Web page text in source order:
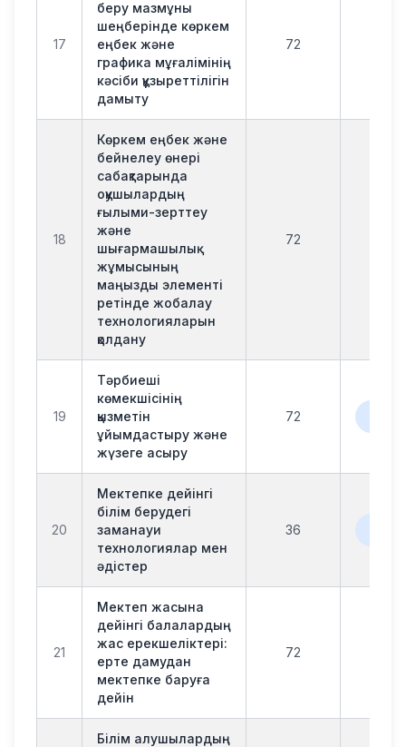
17
беру мазмұны
шеңберінде көркем
еңбек және
графика мұғалімінің
кәсіби құзыреттілігін
дамыту
72
18
Көркем еңбек және
бейнелеу өнері
сабақтарында
оқушылардың
ғылыми-зерттеу
және
шығармашылық
жұмысының
маңызды элементі
ретінде жобалау
технологияларын
қолдану
72
19
Тәрбиеші
көмекшісінің
қызметін
ұйымдастыру және
жүзеге асыру
72
20
Мектепке дейінгі
білім берудегі
заманауи
технологиялар мен
әдістер
36
21
Мектеп жасына
дейінгі балалардың
жас ерекшеліктері:
ерте дамудан
мектепке баруға
дейін
72
Білім алушылардың